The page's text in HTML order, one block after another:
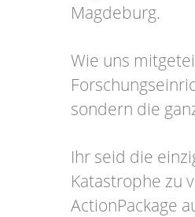
Magdeburg.
Wie uns
sondern die
Ihr seid die
Katastrophe zu
ActionPackage